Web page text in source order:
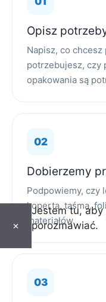
Opisz
Napisz, co
potrzebujesz, czy
opakowania są
Dobierzemy
Podpowiemy, czy
koperta, taśma,
materiałów.
×
Jestem tu, aby
porozmawiać.